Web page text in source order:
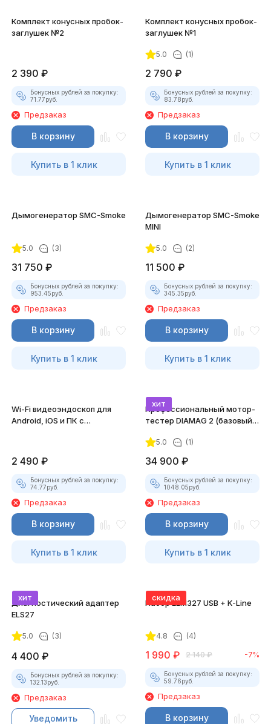
Комплект конусных пробок-
заглушек №2
2 390 ₽
Бонусных рублей за покупку:
71.77руб.
Предзаказ
В корзину
Купить в 1 клик
Комплект конусных пробок-
заглушек №1
5.0 (1)
2 790 ₽
Бонусных рублей за покупку:
83.78руб.
Предзаказ
В корзину
Купить в 1 клик
Дымогенератор SMC-Smoke
5.0 (3)
31 750 ₽
Бонусных рублей за покупку:
953.45руб.
Предзаказ
В корзину
Купить в 1 клик
Дымогенератор SMC-Smoke
MINI
5.0 (2)
11 500 ₽
Бонусных рублей за покупку:
345.35руб.
Предзаказ
В корзину
Купить в 1 клик
Wi-Fi видеоэндоскоп для
Android, iOS и ПК с
2 490 ₽
Бонусных рублей за покупку:
74.77руб.
Предзаказ
В корзину
Купить в 1 клик
хит
Профессиональный мотор-
тестер DIAMAG 2 (базовый
5.0 (1)
34 900 ₽
Бонусных рублей за покупку:
1048.05руб.
Предзаказ
В корзину
Купить в 1 клик
хит
Диагностический адаптер
ELS27
5.0 (3)
4 400 ₽
Бонусных рублей за покупку:
132.13руб.
Предзаказ
Уведомить
скидка
Набор ELM327 USB + K-Line
4.8 (4)
1 990 ₽ 2 140 ₽ -7%
Бонусных рублей за покупку:
59.76руб.
Предзаказ
В корзину